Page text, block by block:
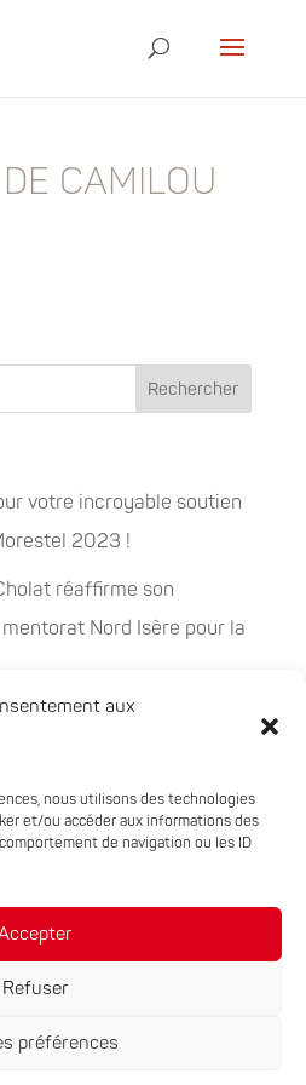
aux
nous utilisons des technologies
et/ou accéder aux informations des
de navigation ou les ID
Refuser
préférences
CAMILOU
votre incroyable soutien
2023 !
réaffirme son
Nord Isère pour la
accueil et participe à
naturels sensibles
filière chanvre en